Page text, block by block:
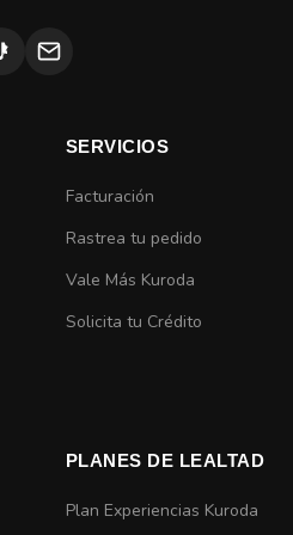
SERVICIOS
Facturación
Rastrea tu pedido
Vale Más Kuroda
Solicita tu Crédito
PLANES DE LEALTAD
Plan Experiencias Kuroda